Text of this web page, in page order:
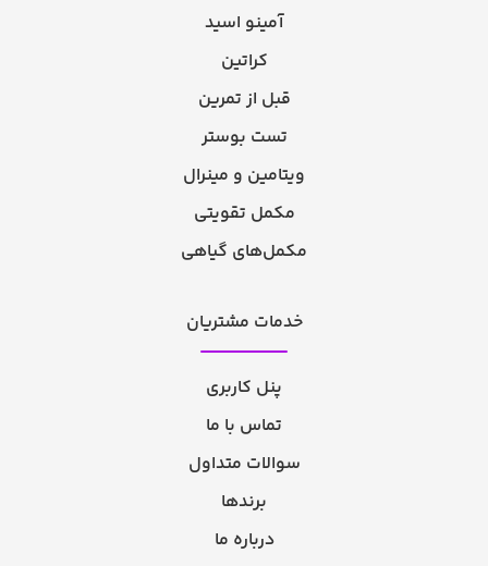
آمینو اسید
کراتین
قبل از تمرین
تست بوستر
ویتامین و مینرال
مکمل تقویتی
مکمل‌های گیاهی
خدمات مشتریان
پنل کاربری
تماس با ما
سوالات متداول
برندها
درباره ما